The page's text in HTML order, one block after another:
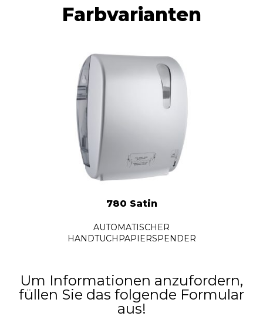
Farbvarianten
780 Satin
AUTOMATISCHER
HANDTUCHPAPIERSPENDER
Um Informationen anzufordern,
füllen Sie das folgende Formular
aus!